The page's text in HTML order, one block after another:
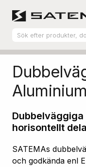
horisontellt
SATEMAs
och godkända enl